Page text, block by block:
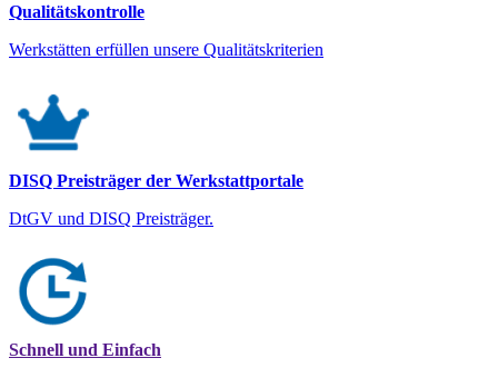
Qualitätskontrolle
Werkstätten erfüllen unsere Qualitätskriterien
DISQ Preisträger der Werkstattportale
DtGV und DISQ Preisträger.
Schnell und Einfach